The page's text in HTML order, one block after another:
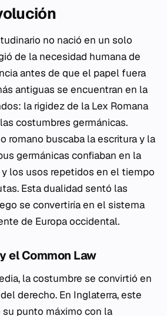
no nació en un solo
de la necesidad humana de
antes de que el papel fuera
antiguas se encuentran en la
la rigidez de la Lex Romana
costumbres germánicas.
romano buscaba la escritura y la
germánicas confiaban en la
los usos repetidos en el tiempo
Esta dualidad sentó las
se convertiría en el sistema
de Europa occidental.
el Common Law
la costumbre se convirtió en
derecho. En Inglaterra, este
punto máximo con la